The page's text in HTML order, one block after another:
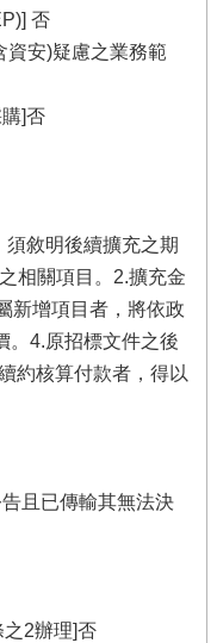
否
資安)疑慮之業務範
]否
敘明後續擴充之期
相關項目。2.擴充金
新增項目者，將依政
。4.原招標文件之後
約核算付款者，得以
且已傳輸其無法決
2辦理]否